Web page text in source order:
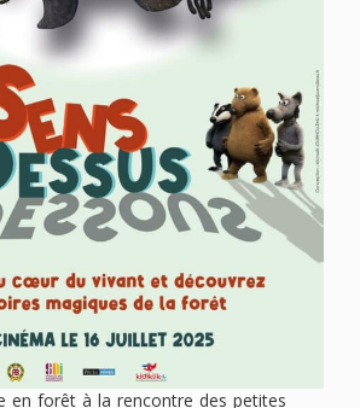
en forêt à la rencontre des petites